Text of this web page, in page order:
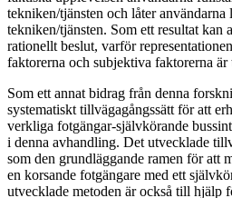
tekniken/tjänsten och låter användarna
tekniken/tjänsten. Som ett resultat kan
rationellt beslut, varför
faktorerna och subjektiva faktorerna
Som ett annat bidrag från denna
systematiskt tillvägagångssätt för att
verkliga fotgängar-självkörande
i denna avhandling. Det utvecklade
som den grundläggande ramen för att
en korsande fotgängare med ett
utvecklade metoden är också till hjälp